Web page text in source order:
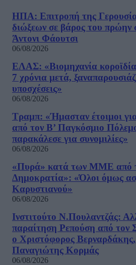
ΗΠΑ: Επιτροπή της
διώξεων σε βάρος του
Άντονι Φάουτσι
06/08/2026
ΕΛΑΣ: «Βιομηχανία
7 χρόνια μετά,
υποσχέσεις»
06/08/2026
Τραμπ: «Ήμασταν έτοιμοι
από τον Β’ Παγκόσμιο
παρακάλεσε για συνομιλίες»
06/08/2026
«Πυρά» κατά των ΜΜΕ από
Δημοκρατία»: «Όλοι όμως
Καρυστιανού»
06/08/2026
Ινστιτούτο Ν.Πουλαντζάς:
παραίτηση Ρεπούση από
ο Χριστόφορος Βερναρδάκης,
Παναγιώτης Κορμάς
06/08/2026